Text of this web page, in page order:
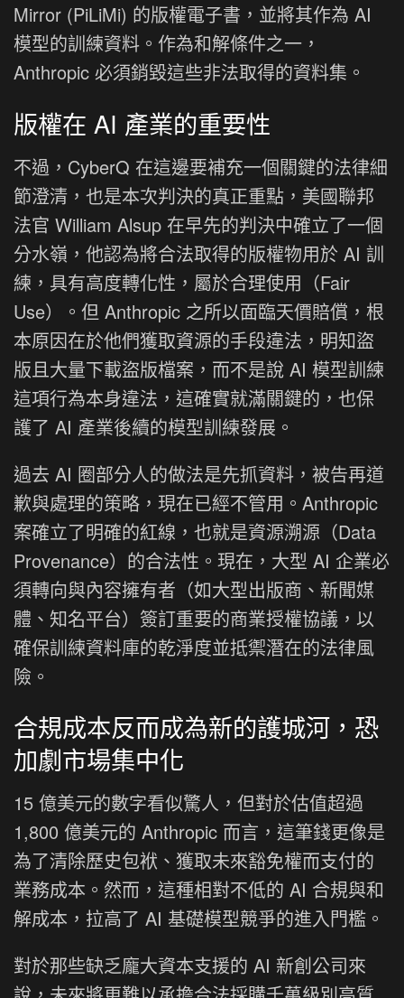
Mirror (PiLiMi) 的版權電子書，並將其作為 AI
模型的訓練資料。作為和解條件之一，
Anthropic 必須銷毀這些非法取得的資料集。
版權在 AI 產業的重要性
不過，CyberQ 在這邊要補充一個關鍵的法律細
節澄清，也是本次判決的真正重點，美國聯邦
法官 William Alsup 在早先的判決中確立了一個
分水嶺，他認為將合法取得的版權物用於 AI 訓
練，具有高度轉化性，屬於合理使用（Fair
Use）。但 Anthropic 之所以面臨天價賠償，根
本原因在於他們獲取資源的手段違法，明知盜
版且大量下載盜版檔案，而不是說 AI 模型訓練
這項行為本身違法，這確實就滿關鍵的，也保
護了 AI 產業後續的模型訓練發展。
過去 AI 圈部分人的做法是先抓資料，被告再道
歉與處理的策略，現在已經不管用。Anthropic
案確立了明確的紅線，也就是資源溯源（Data
Provenance）的合法性。現在，大型 AI 企業必
須轉向與內容擁有者（如大型出版商、新聞媒
體、知名平台）簽訂重要的商業授權協議，以
確保訓練資料庫的乾淨度並抵禦潛在的法律風
險。
合規成本反而成為新的護城河，恐
加劇市場集中化
15 億美元的數字看似驚人，但對於估值超過
1,800 億美元的 Anthropic 而言，這筆錢更像是
為了清除歷史包袱、獲取未來豁免權而支付的
業務成本。然而，這種相對不低的 AI 合規與和
解成本，拉高了 AI 基礎模型競爭的進入門檻。
對於那些缺乏龐大資本支援的 AI 新創公司來